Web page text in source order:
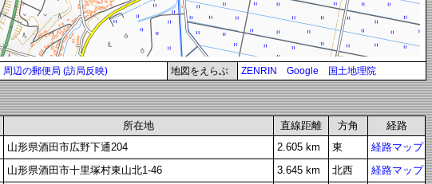
周辺の郵便局 (訪局反映) 地図をえらぶ ZENRIN Google 国土地理院
所在地 直線距離 方角
経路
山形県酒田市広野下通204 2.605 km 東
経路マップ
山形県酒田市十里塚村東山北1-46 3.645 km 北西
経路マップ